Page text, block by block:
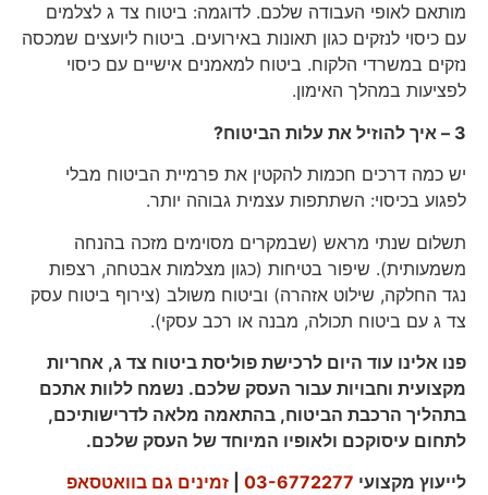
מותאם לאופי העבודה שלכם. לדוגמה: ביטוח צד ג לצלמים
עם כיסוי לנזקים כגון תאונות באירועים. ביטוח ליועצים שמכסה
נזקים במשרדי הלקוח. ביטוח למאמנים אישיים עם כיסוי
לפציעות במהלך האימון.
3 – איך להוזיל את עלות הביטוח?
יש כמה דרכים חכמות להקטין את פרמיית הביטוח מבלי
לפגוע בכיסוי: השתתפות עצמית גבוהה יותר.
תשלום שנתי מראש (שבמקרים מסוימים מזכה בהנחה
משמעותית). שיפור בטיחות (כגון מצלמות אבטחה, רצפות
נגד החלקה, שילוט אזהרה) וביטוח משולב (צירוף ביטוח עסק
צד ג עם ביטוח תכולה, מבנה או רכב עסקי).
פנו אלינו עוד היום לרכישת פוליסת ביטוח צד ג, אחריות
מקצועית וחבויות עבור העסק שלכם. נשמח ללוות אתכם
בתהליך הרכבת הביטוח, בהתאמה מלאה לדרישותיכם,
לתחום עיסוקכם ולאופיו המיוחד של העסק שלכם.
לייעוץ מקצועי 03-6772277 זמינים גם בוואטסאפ